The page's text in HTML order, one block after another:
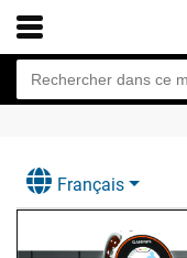
Français